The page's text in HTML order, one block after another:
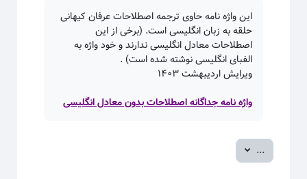
این واژه نامه حاوی ترجمه اصطلاحات عرفان کیهانی
حلقه به زبان انگلیسی است. (برخی از این
اصطلاحات معادل انگلیسی ندارند و خود واژه به
الفبای انگلیسی نوشته شده است) .
ویرایش اردیبهشت۱۴۰۳
واژه نامه جداگانه اصطلاحات بدون معادل انگلیسی
... صدور ورودی‌ها